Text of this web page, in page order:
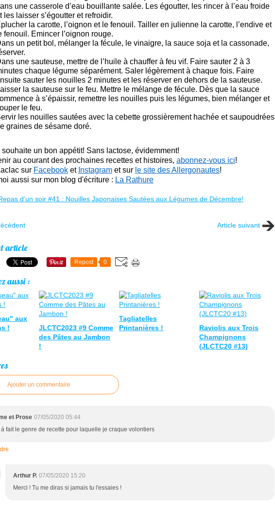
une casserole d’eau bouillante salée. Les égoutter, les rincer à l’eau froide
les laisser s’égoutter et refroidir.
la carotte, l’oignon et le fenouil. Tailler en julienne la carotte, l’endive et
fenouil. Emincer l’oignon rouge.
un petit bol, mélanger la fécule, le vinaigre, la sauce soja et la cassonade,
une sauteuse, mettre de l’huile à chauffer à feu vif. Faire sauter 2 à 3
chaque légume séparément. Saler légèrement à chaque fois. Faire
sauter les nouilles 2 minutes et les réserver en dehors de la sauteuse.
la sauteuse sur le feu. Mettre le mélange de fécule. Dès que la sauce
à s’épaissir, remettre les nouilles puis les légumes, bien mélanger et
le feu.
les nouilles sautées avec la cebette grossièrement hachée et saupoudrées
graines de sésame doré.
souhaite un bon appétit! Sans lactose, évidemment!
au courant des prochaines recettes et histoires, abonnez-vous ici!
sur Facebook et Instagram et sur le site des Allergonautes!
aussi sur mon blog d'écriture : La Rathure
Article suivant
article
Repost 0
aussi :
aux
!
JLCTC2023 #9 Comme
des Pâtes au Jambon
!
Tagliatelles
Printanières !
Raviolis aux Trois
Champignons
(JLCTC20 #13)
Ajouter un commentaire
et Prose 07/05/2020 05:44
à fait le genre de recette pour laquelle je craque volontiers
Arthur P. 07/05/2020 15:20
Merci ! Tu me diras si jamais tu l'essaies !